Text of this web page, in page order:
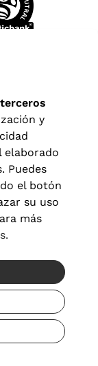
condiciones
y
elaborado
Puedes
el botón
su uso
más